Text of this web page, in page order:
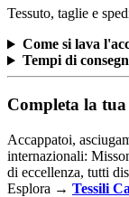
Tessuto, taglie e
Come si lava
Tempi di
Completa la
Accappatoi,
internazionali:
di eccellenza, tutti
Esplora → Tessili